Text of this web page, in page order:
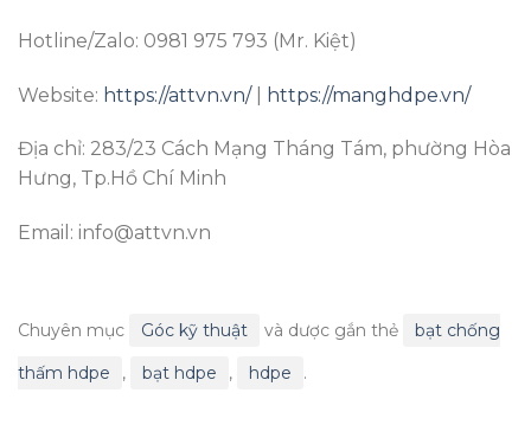
Hotline/Zalo: 0981 975 793 (Mr. Kiệt)
Website: https://attvn.vn/| https://manghdpe.vn/
Địa chỉ: 283/23 Cách Mạng Tháng Tám, phường Hòa
Hưng, Tp.Hồ Chí Minh
Email: info@attvn.vn
Chuyên mục Góc kỹ thuật và dược gắn thẻ
bạt chống
thấm hdpe
, bạt hdpe , hdpe .